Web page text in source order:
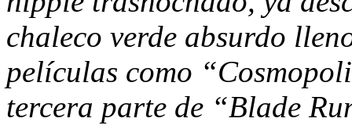
chaleco verde absurdo
películas como
tercera parte de “Blade